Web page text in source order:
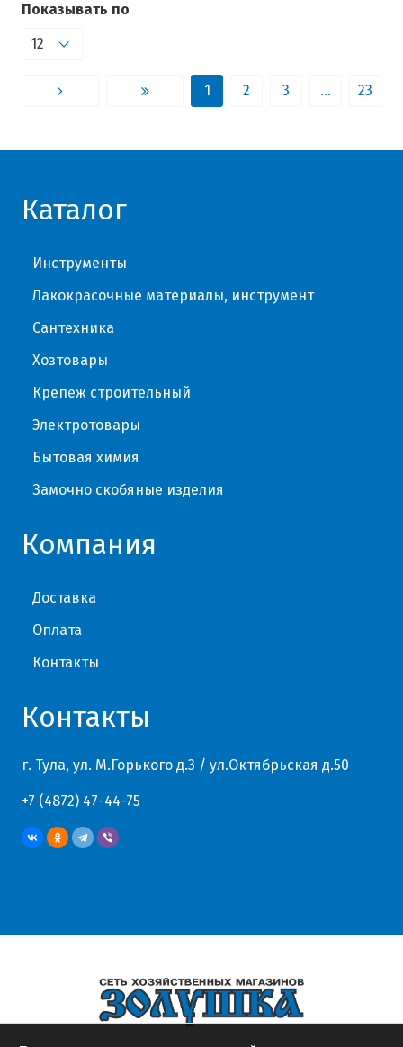
Показывать по
1 2 3 … 23
Каталог
Инструменты
Лакокрасочные материалы, инструмент
Сантехника
Хозтовары
Крепеж строительный
Электротовары
Бытовая химия
Замочно скобяные изделия
Компания
Доставка
Оплата
Контакты
Контакты
г. Тула, ул. М.Горького д.3 / ул.Октябрьская д.50
+7 (4872) 47-44-75